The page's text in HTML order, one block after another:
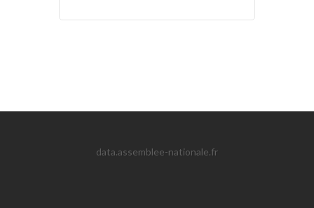
data.assemblee-nationale.fr